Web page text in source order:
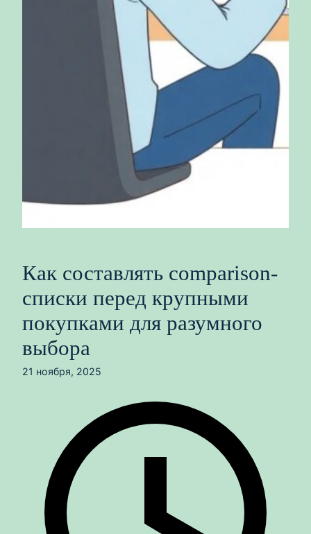
Как составлять comparison-
списки перед крупными
покупками для разумного
выбора
21 ноября, 2025